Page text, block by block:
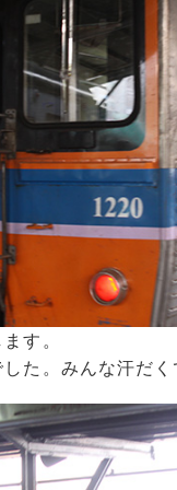
す。
た。みんな汗だ